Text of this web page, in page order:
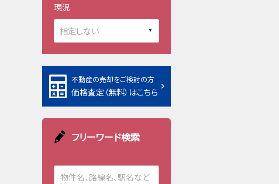
現況
不動産の売却をご検討の方
価格査定（無料）はこちら
フリーワード検索